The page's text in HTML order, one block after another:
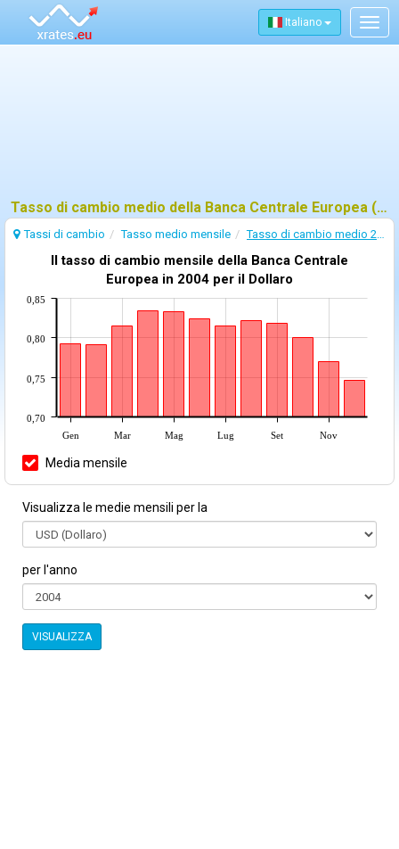
Italiano
Tasso di cambio medio della Banca Centrale Europea (BCE) - 2004
Tassi di cambio Tasso medio mensile Tasso di cambio medio 2004
Il tasso di cambio mensile della Banca Centrale
Europea in 2004 per il Dollaro
Gen Mar Mag Lug Set Nov
0,70
0,75
0,80
0,85
Media mensile
Visualizza le medie mensili per la
per l'anno
VISUALIZZA